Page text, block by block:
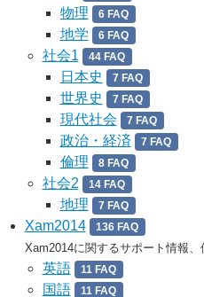
物理 6 FAQ
地学 6 FAQ
社会1 44 FAQ
日本史 7 FAQ
世界史 7 FAQ
現代社会 7 FAQ
政治・経済 7 FAQ
倫理 8 FAQ
社会2 14 FAQ
地理 7 FAQ
Xam2014 136 FAQ
Xam2014に関するサポート情報、
英語 11 FAQ
国語 11 FAQ